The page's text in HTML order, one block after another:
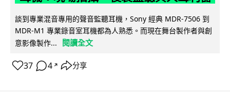
談到專業混音專用的聲音監聽耳機，Sony 經典 MDR-7506 到
MDR-M1 專業錄音室耳機都為人熟悉。而現在舞台製作者與創
意影像製作...
閱讀全文
37 4 ↗ 分享